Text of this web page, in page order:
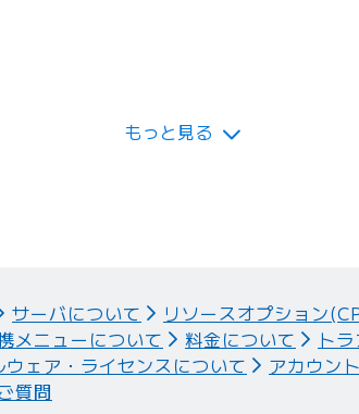
もっと見る
サーバについて
リソースオプション
メニューについて 料金について
ト
ェア・ライセンスについて
アカウン
質問